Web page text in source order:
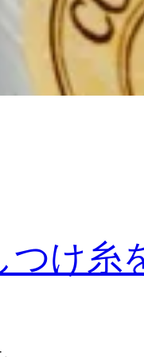
つけ糸